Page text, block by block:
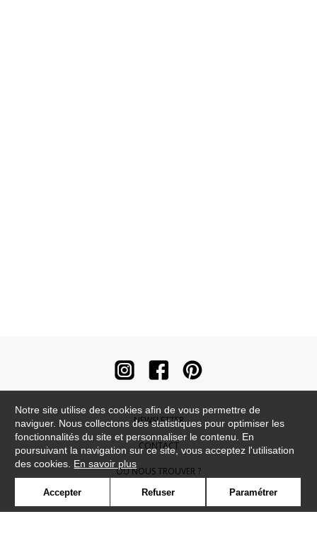
NEWSLETTER
CONTACT
OÙ NOUS TROUVER ?
CONTRACT
Notre site utilise des cookies afin de vous permettre de
naviguer. Nous collectons des statistiques pour optimiser les
fonctionnalités du site et personnaliser le contenu. En
poursuivant la navigation sur ce site, vous acceptez l'utilisation
des cookies. En savoir plus
Accepter Refuser Paramétrer